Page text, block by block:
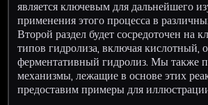
является ключевым для дальнейшего
применения этого процесса в
Второй раздел будет сосредоточен на
типов гидролиза, включая кислотный,
ферментативный гидролиз. Мы также
механизмы, лежащие в основе этих
предоставим примеры для